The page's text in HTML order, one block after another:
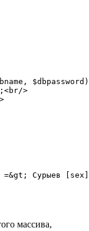
>
Сурыев [sex]
массива,